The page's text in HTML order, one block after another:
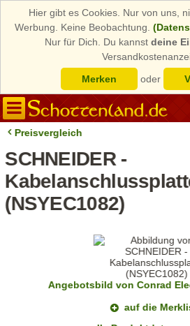
Hier gibt es Cookies. Nur von uns,
Werbung. Keine Beobachtung.
Nur für Dich. Du kannst deine
Merken
oder
Preisvergleich
SCHNEIDER -
(NSYEC1082)
Angebotsbild von Conrad
auf die